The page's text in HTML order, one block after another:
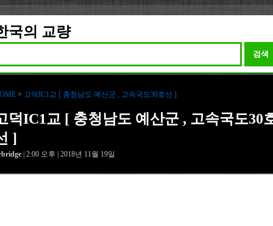
국의 교량
검색
> 고덕IC1교 [ 충청남도 예산군 , 고속국도30호선 ]
덕IC1교 [ 충청남도 예산군 , 고속국도30
]
| 2:00 오후 | 2018년 11월 19일